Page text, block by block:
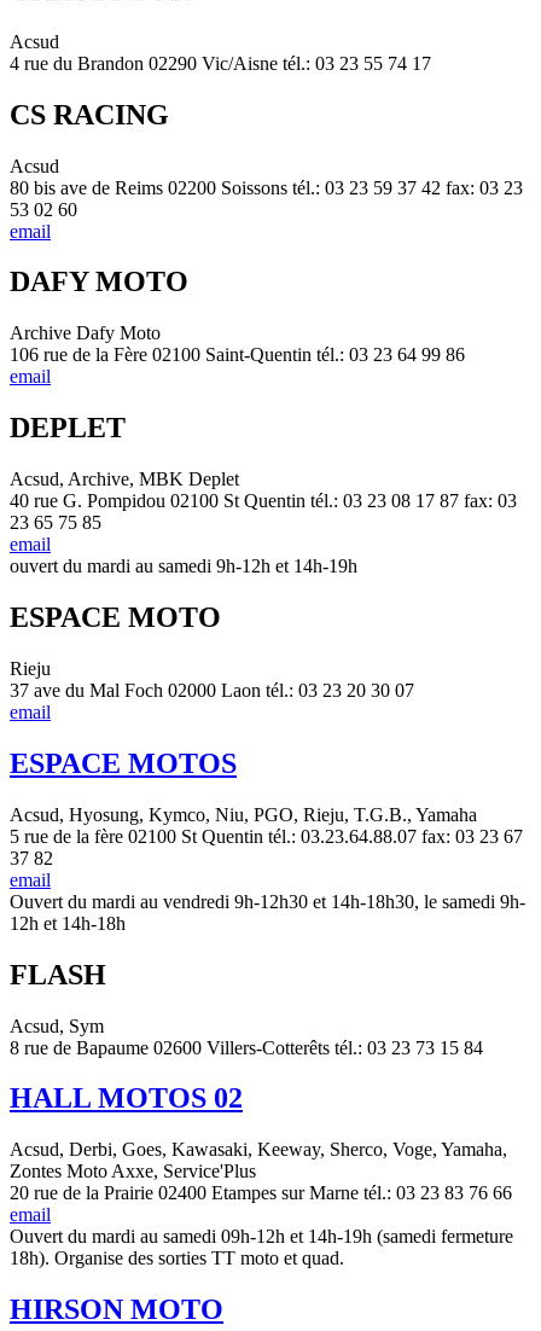
Acsud
4 rue du Brandon 02290 Vic/Aisne tél.: 03 23 55 74 17
CS RACING
Acsud
80 bis ave de Reims 02200 Soissons tél.: 03 23 59 37 42 fax: 03 23
53 02 60
email
DAFY MOTO
Archive Dafy Moto
106 rue de la Fère 02100 Saint-Quentin tél.: 03 23 64 99 86
email
DEPLET
Acsud, Archive, MBK Deplet
40 rue G. Pompidou 02100 St Quentin tél.: 03 23 08 17 87 fax: 03
23 65 75 85
email
ouvert du mardi au samedi 9h-12h et 14h-19h
ESPACE MOTO
Rieju
37 ave du Mal Foch 02000 Laon tél.: 03 23 20 30 07
email
ESPACE MOTOS
Acsud, Hyosung, Kymco, Niu, PGO, Rieju, T.G.B., Yamaha
5 rue de la fère 02100 St Quentin tél.: 03.23.64.88.07 fax: 03 23 67
37 82
email
Ouvert du mardi au vendredi 9h-12h30 et 14h-18h30, le samedi 9h-
12h et 14h-18h
FLASH
Acsud, Sym
8 rue de Bapaume 02600 Villers-Cotterêts tél.: 03 23 73 15 84
HALL MOTOS 02
Acsud, Derbi, Goes, Kawasaki, Keeway, Sherco, Voge, Yamaha,
Zontes Moto Axxe, Service'Plus
20 rue de la Prairie 02400 Etampes sur Marne tél.: 03 23 83 76 66
email
Ouvert du mardi au samedi 09h-12h et 14h-19h (samedi fermeture
18h). Organise des sorties TT moto et quad.
HIRSON MOTO